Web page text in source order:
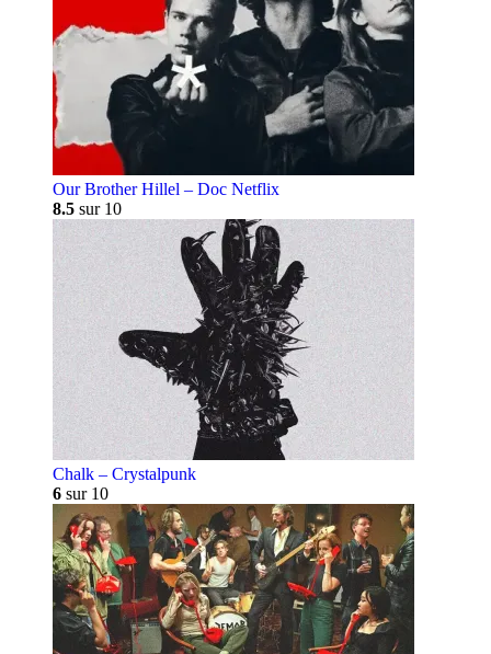
Our Brother Hillel – Doc Netflix
8.5 sur 10
Chalk – Crystalpunk
6 sur 10